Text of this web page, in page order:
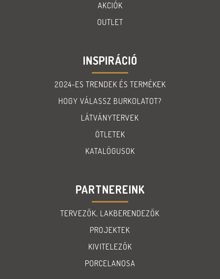
AKCIÓK
OUTLET
INSPIRÁCIÓ
2024-ES TRENDEK ÉS TERMÉKEK
HOGY VÁLASSZ BURKOLATOT?
LÁTVÁNYTERVEK
ÖTLETEK
KATALÓGUSOK
PARTNEREINK
TERVEZŐK, LAKBERENDEZŐK
PROJEKTEK
KIVITELEZŐK
PORCELANOSA